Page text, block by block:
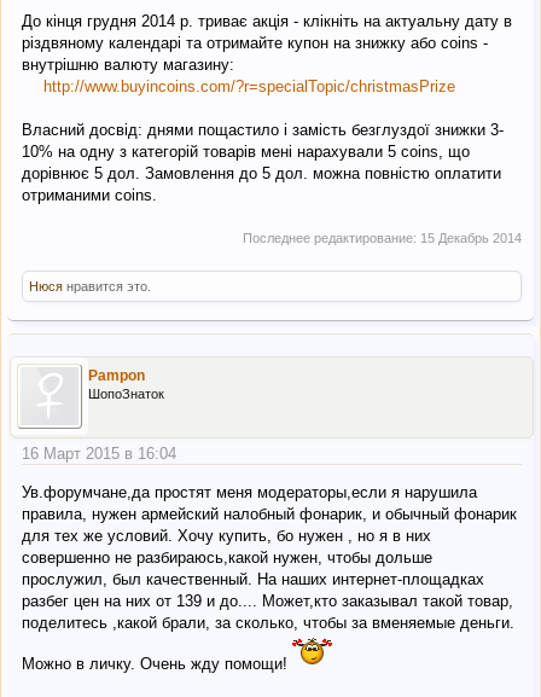
До кінця грудня 2014 р. триває акція - клікніть на актуальну дату в
різдвяному календарі та отримайте купон на знижку або coins -
внутрішню валюту магазину:
http://www.buyincoins.com/?r=specialTopic/christmasPrize
Власний досвід: днями пощастило і замість безглуздої знижки 3-
10% на одну з категорій товарів мені нарахували 5 coins, що
дорівнює 5 дол. Замовлення до 5 дол. можна повністю оплатити
отриманими coins.
Последнее редактирование: 15 Декабрь 2014
Нюся нравится это.
Pampon
ШопоЗнаток
16 Март 2015 в 16:04
Ув.форумчане,да простят меня модераторы,если я нарушила
правила, нужен армейский налобный фонарик, и обычный фонарик
для тех же условий. Хочу купить, бо нужен , но я в них
совершенно не разбираюсь,какой нужен, чтобы дольше
прослужил, был качественный. На наших интернет-площадках
разбег цен на них от 139 и до.... Может,кто заказывал такой товар,
поделитесь ,какой брали, за сколько, чтобы за вменяемые деньги.
Можно в личку. Очень жду помощи!